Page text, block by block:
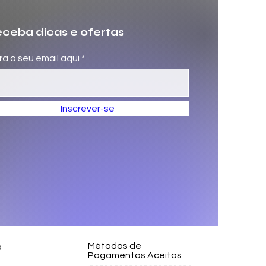
dicas e ofertas
o seu email aqui
Inscrever-se
Métodos de
Pagamentos Aceitos